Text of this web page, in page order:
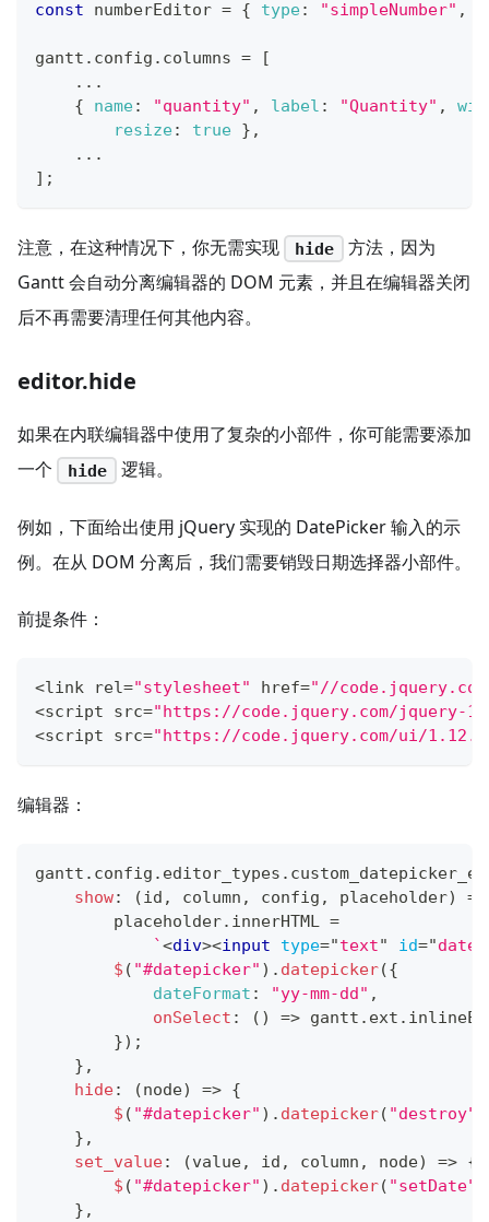
const numberEditor = { type: "simpleNumber" ,
gantt . config . columns =
[
...
{
name: "quantity" , label : "Quantity" ,
resize: true } ,
...
] ;
注意，在这种情况下，你无需实现 hide
方法，因为
Gantt 会自动分离编辑器的 DOM 元素，并且在编辑器关闭
后不再需要清理任何其他内容。
editor.hide
如果在内联编辑器中使用了复杂的小部件，你可能需要添加
一个
hide 逻辑。
例如，下面给出使用 jQuery 实现的 DatePicker 输入的示
例。在从 DOM 分离后，我们需要销毁日期选择器小部件。
前提条件：
<link rel="stylesheet" href="//
<script src="https://code.jquery.com/jquery-
<script src="https://code.jquery.com/ui/
编辑器：
gantt . config . editor_types .
show: (id , column , config , placeholder)
=>
        placeholder
. innerHTML =
`<div><input type="text" id="
$ ( "#datepicker" ) . datepicker({
dateFormat : "yy-mm-dd" ,
onSelect : ( ) => gantt . ext .
}) ;
} ,
hide: (node) => {
$ ( "#datepicker" ) . datepicker( "destroy"
} ,
set_value: (value, id , column , node) => {
$ ( "#datepicker" ) . datepicker( "setDate"
} ,